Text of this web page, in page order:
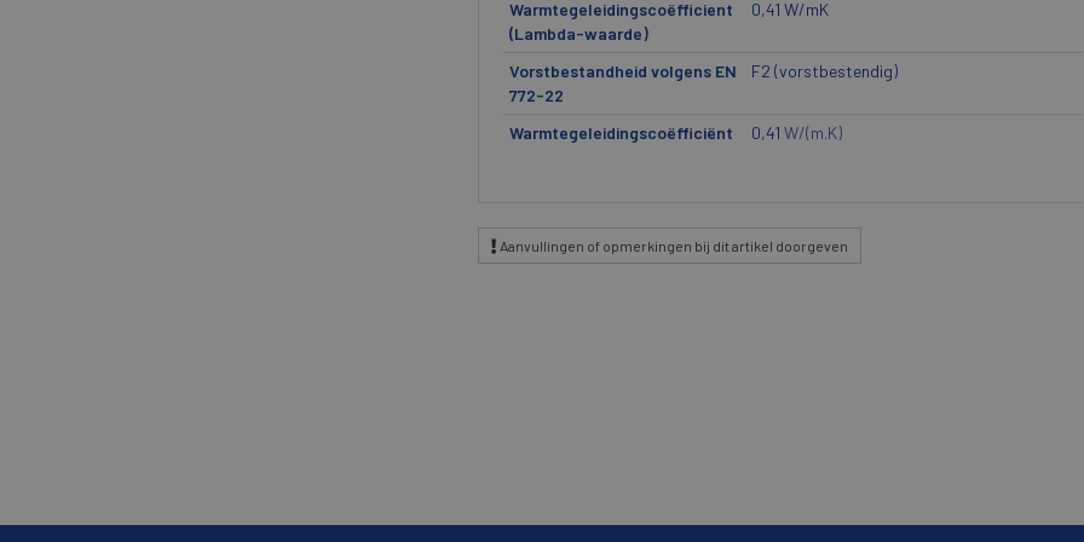
Warmtegeleidingscoëfficient
(Lambda-waarde)
0,41 W/mK
Vorstbestandheid volgens EN
772-22
F2 (vorstbestendig)
Warmtegeleidingscoëfficiënt 0,41 W/(m.K)
Aanvullingen of opmerkingen bij dit artikel doorgeven